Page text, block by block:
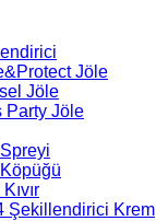
Jöle
Jöle
Party Jöle
Kıvır
Şekillendirici Krem